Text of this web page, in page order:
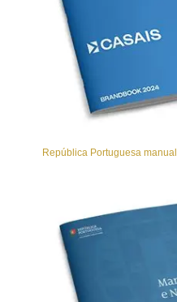
República Portuguesa